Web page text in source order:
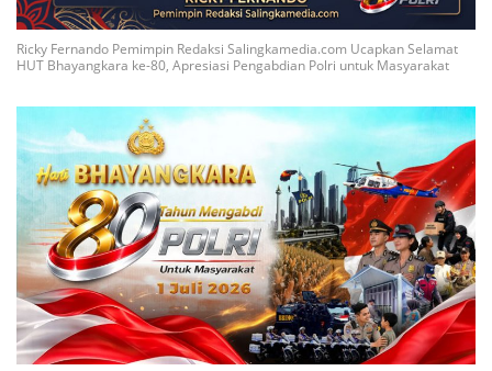
Ricky Fernando Pemimpin Redaksi Salingkamedia.com Ucapkan Selamat
HUT Bhayangkara ke-80, Apresiasi Pengabdian Polri untuk Masyarakat